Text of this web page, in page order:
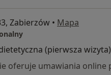
Zabierzów • Mapa
(pierwsza wizyta)